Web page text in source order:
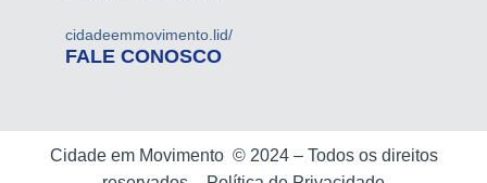
cidadeemmovimento.lid/
FALE CONOSCO
Cidade em Movimento © 2024 – Todos os direitos